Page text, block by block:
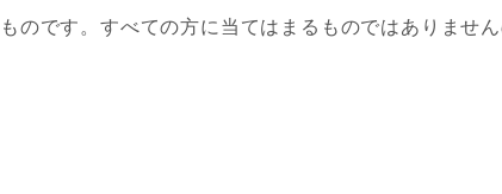
のです。すべての方に当てはまるものではありませ